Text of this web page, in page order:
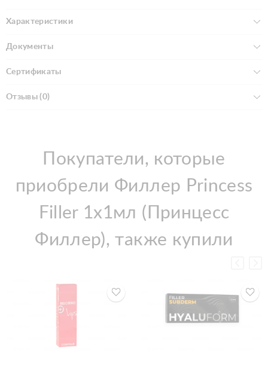
Характеристики
Документы
Сертификаты
Отзывы (0)
Покупатели, которые
приобрели Филлер Princess
Filler 1x1мл (Принцесс
Филлер), также купили